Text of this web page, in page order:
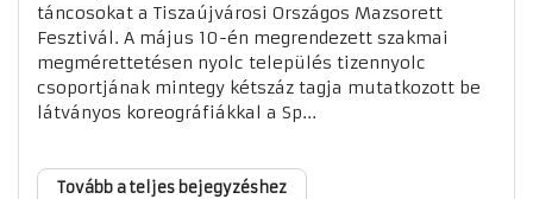
táncosokat a Tiszaújvárosi Országos Mazsorett
Fesztivál. A május 10-én megrendezett szakmai
megmérettetésen nyolc település tizennyolc
csoportjának mintegy kétszáz tagja mutatkozott be
látványos koreográfiákkal a Sp...
Tovább a teljes bejegyzéshez